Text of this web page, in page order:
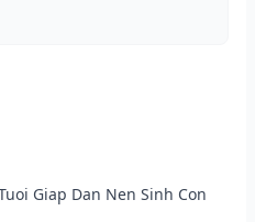
Giap Dan Nen Sinh Con